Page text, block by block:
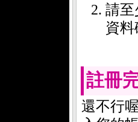
請至
資料
註冊
還不行